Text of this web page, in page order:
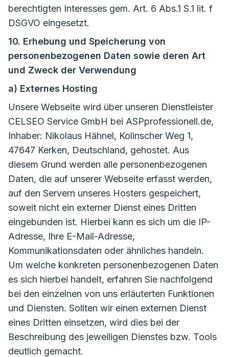
berechtigten Interesses gem. Art. 6 Abs.1 S.1 lit. f
DSGVO eingesetzt.
10. Erhebung und Speicherung von
personenbezogenen Daten sowie deren Art
und Zweck der Verwendung
a) Externes Hosting
Unsere Webseite wird über unseren Dienstleister
CELSEO Service GmbH bei ASPprofessionell.de,
Inhaber: Nikolaus Hähnel, Kolinscher Weg 1,
47647 Kerken, Deutschland, gehostet. Aus
diesem Grund werden alle personenbezogenen
Daten, die auf unserer Webseite erfasst werden,
auf den Servern unseres Hosters gespeichert,
soweit nicht ein externer Dienst eines Dritten
eingebunden ist. Hierbei kann es sich um die IP-
Adresse, Ihre E-Mail-Adresse,
Kommunikationsdaten oder ähnliches handeln.
Um welche konkreten personenbezogenen Daten
es sich hierbei handelt, erfahren Sie nachfolgend
bei den einzelnen von uns erläuterten Funktionen
und Diensten. Sollten wir einen externen Dienst
eines Dritten einsetzen, wird dies bei der
Beschreibung des jeweiligen Dienstes bzw. Tools
deutlich gemacht.